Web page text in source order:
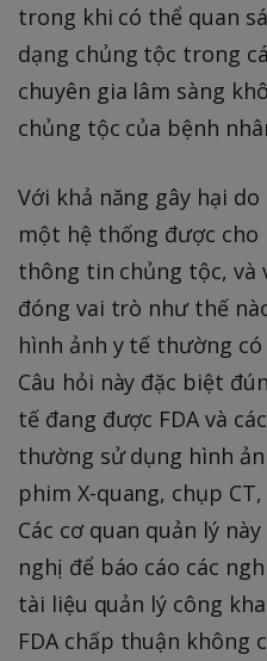
trong khi có thể quan
dạng chủng tộc trong
chuyên gia lâm sàng
chủng tộc của bệnh
Với khả năng gây hại
một hệ thống được
thông tin chủng tộc, và
đóng vai trò như thế
hình ảnh y tế thường
Câu hỏi này đặc biệt
tế đang được FDA và
thường sử dụng hình
phim X-quang, chụp
Các cơ quan quản lý
nghị để báo cáo các
tài liệu quản lý công
FDA chấp thuận không